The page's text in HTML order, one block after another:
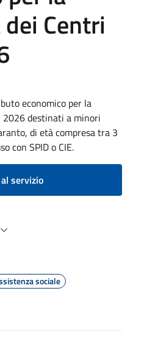
Centri
economico per la
destinati a minori
di età compresa tra 3
con SPID o CIE.
servizio
sociale